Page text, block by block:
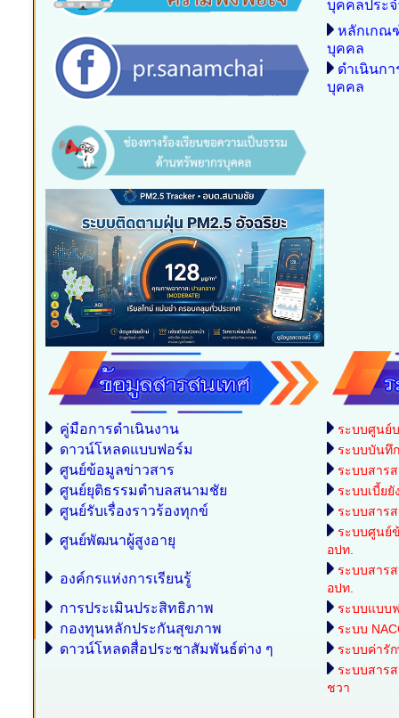
บุคคลประ
หลักเกณ
บุคคล
ดำเนินก
บุคคล
คู่มือการดำเนินงาน ระบบศูนย์
ดาวน์โหลดแบบฟอร์ม ระบบบันทึ
ศูนย์ข้อมูลข่าวสาร ระบบสาร
ศูนย์ยุติธรรมตำบลสนามชัย ระบบเบี้ยยั
ศูนย์รับเรื่องราวร้องทุกข์ ระบบสาร
ศูนย์พัฒนาผู้สูงอายุ
ระบบศูนย์
อปท.
องค์กรแห่งการเรียนรู้
ระบบสาร
อปท.
การประเมินประสิทธิภาพ ระบบแบบ
กองทุนหลักประกันสุขภาพ ระบบ
ดาวน์โหลดสื่อประชาสัมพันธ์ต่าง ๆ
ระบบค่ารั
ระบบสาร
ชวา